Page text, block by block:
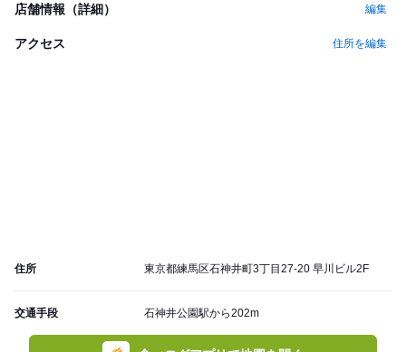
店舗情報（詳細） 編集
アクセス 住所を編集
住所 東京都練馬区石神井町3丁目27-20 早川ビル2F
交通手段 石神井公園駅から202m